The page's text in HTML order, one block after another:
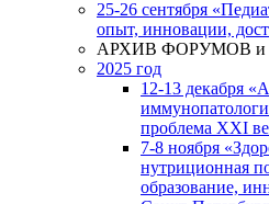
25-26 сентября
опыт, инновации,
АРХИВ ФОРУМОВ
2025 год
12-13 декабря
проблема XXI
7-8 ноября
нутриционная
образование,